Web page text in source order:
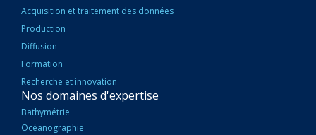
Acquisition et traitement des données
Production
Diffusion
Formation
Recherche et innovation
Nos domaines d'expertise
Bathymétrie
Océanographie